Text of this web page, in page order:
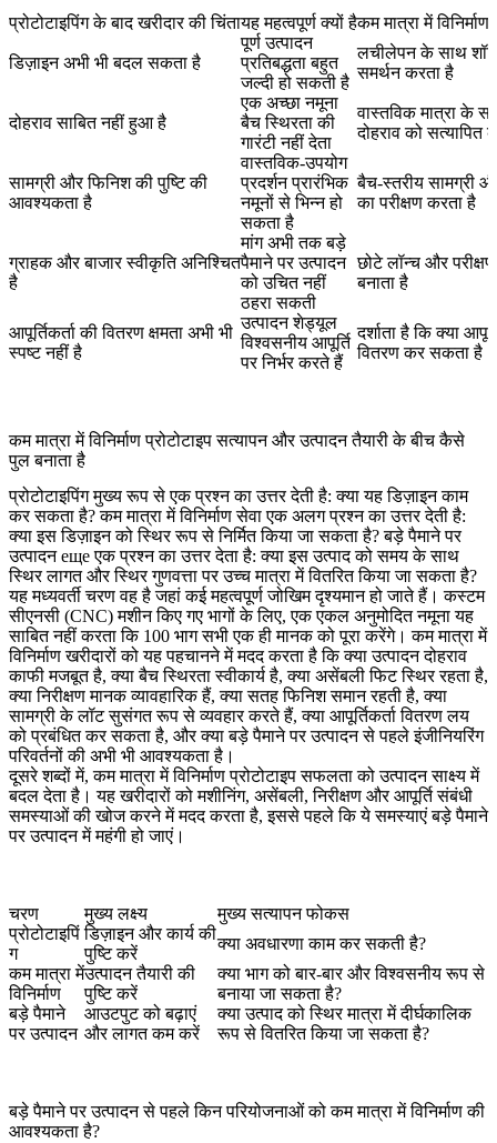
प्रोटोटाइपिंग के बाद खरीदार की चिंतायह महत्वपूर्ण क्यों हैकम मात्रा में
डिज़ाइन अभी भी बदल सकता है
पूर्ण उत्पादन
प्रतिबद्धता बहुत
जल्दी हो सकती है
लचीलेपन के साथ शॉर्ट-
समर्थन करता है
दोहराव साबित नहीं हुआ है
एक अच्छा नमूना
बैच स्थिरता की
गारंटी नहीं देता
वास्तविक मात्रा के
दोहराव को सत्यापित
सामग्री और फिनिश की पुष्टि की
आवश्यकता है
वास्तविक-उपयोग
प्रदर्शन प्रारंभिक
नमूनों से भिन्न हो
सकता है
बैच-स्तरीय सामग्री
का परीक्षण करता है
ग्राहक और बाजार स्वीकृति अनिश्चित
है
मांग अभी तक बड़े
पैमाने पर उत्पादन
को उचित नहीं
ठहरा सकती
छोटे लॉन्च और
बनाता है
आपूर्तिकर्ता की वितरण क्षमता अभी भी
स्पष्ट नहीं है
उत्पादन शेड्यूल
विश्वसनीय आपूर्ति
पर निर्भर करते हैं
दर्शाता है कि क्या
वितरण कर सकता है
कम मात्रा में विनिर्माण प्रोटोटाइप सत्यापन और उत्पादन तैयारी के बीच कैसे
पुल बनाता है
प्रोटोटाइपिंगमुख्य रूप से एक प्रश्न का उत्तर देती है: क्या यह डिज़ाइन काम
कर सकता है?कम मात्रा में विनिर्माण सेवाएक अलग प्रश्न का उत्तर देती है:
क्या इस डिज़ाइन को स्थिर रूप से निर्मित किया जा सकता है?बड़े पैमाने पर
उत्पादनеще एक प्रश्न का उत्तर देता है: क्या इस उत्पाद को समय के साथ
स्थिर लागत और स्थिर गुणवत्ता पर उच्च मात्रा में वितरित किया जा सकता है?
यह मध्यवर्ती चरण वह है जहां कई महत्वपूर्ण जोखिम दृश्यमान हो जाते हैं। कस्टम
सीएनसी (CNC) मशीन किए गए भागों के लिए, एक एकल अनुमोदित नमूना यह
साबित नहीं करता कि 100 भाग सभी एक ही मानक को पूरा करेंगे। कम मात्रा में
विनिर्माण खरीदारों को यह पहचानने में मदद करता है कि क्या उत्पादन दोहराव
काफी मजबूत है, क्या बैच स्थिरता स्वीकार्य है, क्या असेंबली फिट स्थिर रहता है,
क्या निरीक्षण मानक व्यावहारिक हैं, क्या सतह फिनिश समान रहती है, क्या
सामग्री के लॉट सुसंगत रूप से व्यवहार करते हैं, क्या आपूर्तिकर्ता वितरण लय
को प्रबंधित कर सकता है, और क्या बड़े पैमाने पर उत्पादन से पहले इंजीनियरिंग
परिवर्तनों की अभी भी आवश्यकता है।
दूसरे शब्दों में, कम मात्रा में विनिर्माण प्रोटोटाइप सफलता को उत्पादन साक्ष्य में
बदल देता है। यह खरीदारों को मशीनिंग, असेंबली, निरीक्षण और आपूर्ति संबंधी
समस्याओं की खोज करने में मदद करता है, इससे पहले कि ये समस्याएं बड़े पैमाने
पर उत्पादन में महंगी हो जाएं।
चरण मुख्य लक्ष्य
मुख्य सत्यापन फोकस
प्रोटोटाइपिं
ग
डिज़ाइन और कार्य की
पुष्टि करें
क्या अवधारणा काम कर सकती है?
कम मात्रा में
विनिर्माण
उत्पादन तैयारी की
पुष्टि करें
क्या भाग को बार-बार और विश्वसनीय रूप से
बनाया जा सकता है?
बड़े पैमाने
पर उत्पादन
आउटपुट को बढ़ाएं
और लागत कम करें
क्या उत्पाद को स्थिर मात्रा में दीर्घकालिक
रूप से वितरित किया जा सकता है?
बड़े पैमाने पर उत्पादन से पहले किन परियोजनाओं को कम मात्रा में विनिर्माण की
आवश्यकता है?